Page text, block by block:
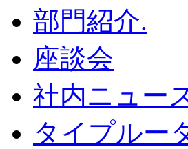
部門紹介.
座談会
社内ニュー
タイプルー